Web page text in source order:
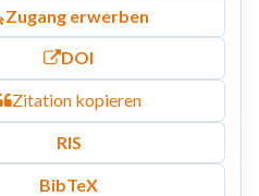
Zugang erwerben
DOI
Zitation kopieren
RIS
BibTeX